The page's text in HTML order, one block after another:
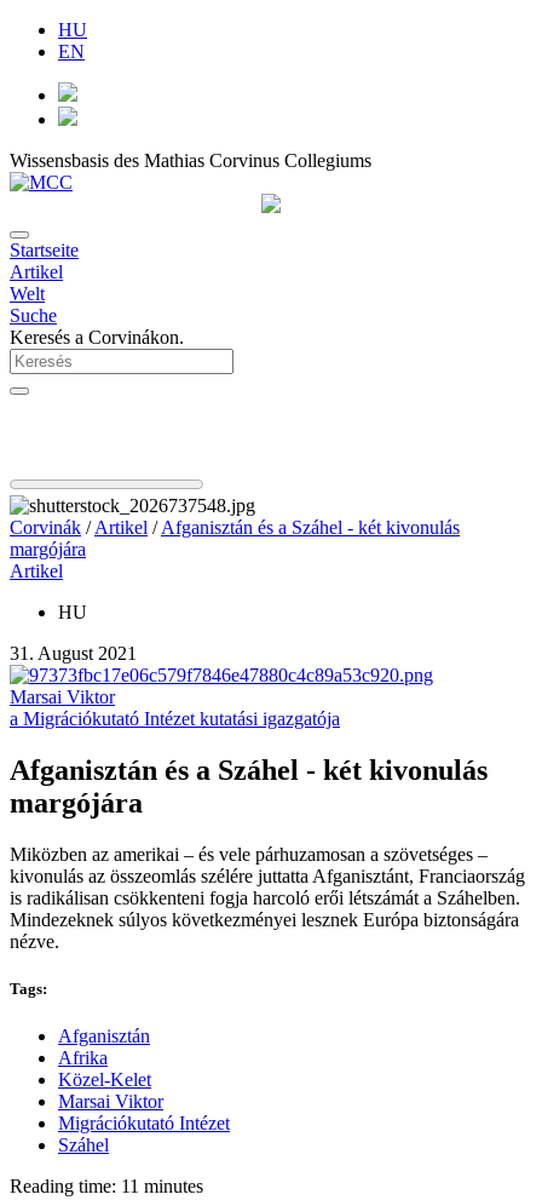
HU
EN
Wissensbasis des Mathias Corvinus Collegiums
Startseite
Artikel
Welt
Suche
Keresés a Corvinákon.
Corvinák /Artikel /Afganisztán és a Száhel - két kivonulás
margójára
Artikel
HU
31. August 2021
Marsai Viktor
a Migrációkutató Intézet kutatási igazgatója
Afganisztán és a Száhel - két kivonulás
margójára
Miközben az amerikai – és vele párhuzamosan a szövetséges –
kivonulás az összeomlás szélére juttatta Afganisztánt, Franciaország
is radikálisan csökkenteni fogja harcoló erői létszámát a Száhelben.
Mindezeknek súlyos következményei lesznek Európa biztonságára
nézve.
Tags:
Afganisztán
Afrika
Közel-Kelet
Marsai Viktor
Migrációkutató Intézet
Száhel
Reading time: 11 minutes